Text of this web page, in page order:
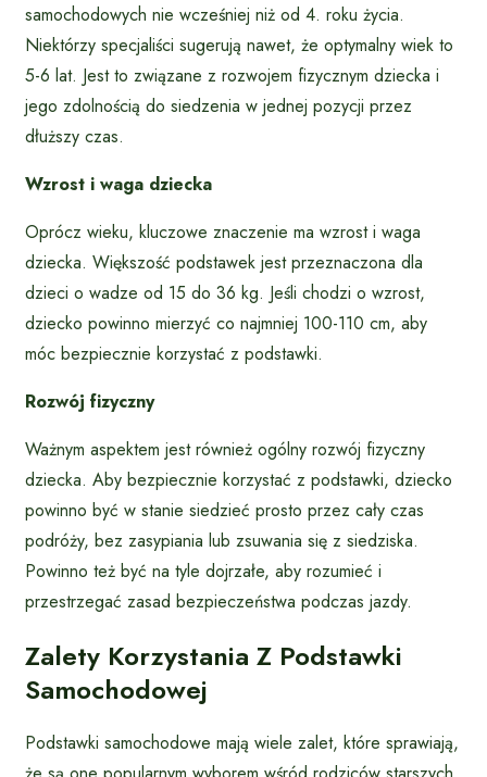
samochodowych nie wcześniej niż od 4. roku życia.
Niektórzy specjaliści sugerują nawet, że optymalny wiek to
5-6 lat. Jest to związane z rozwojem fizycznym dziecka i
jego zdolnością do siedzenia w jednej pozycji przez
dłuższy czas.
Wzrost i waga dziecka
Oprócz wieku, kluczowe znaczenie ma wzrost i waga
dziecka. Większość podstawek jest przeznaczona dla
dzieci o wadze od 15 do 36 kg. Jeśli chodzi o wzrost,
dziecko powinno mierzyć co najmniej 100-110 cm, aby
móc bezpiecznie korzystać z podstawki.
Rozwój fizyczny
Ważnym aspektem jest również ogólny rozwój fizyczny
dziecka. Aby bezpiecznie korzystać z podstawki, dziecko
powinno być w stanie siedzieć prosto przez cały czas
podróży, bez zasypiania lub zsuwania się z siedziska.
Powinno też być na tyle dojrzałe, aby rozumieć i
przestrzegać zasad bezpieczeństwa podczas jazdy.
Zalety Korzystania Z Podstawki
Samochodowej
Podstawki samochodowe mają wiele zalet, które sprawiają,